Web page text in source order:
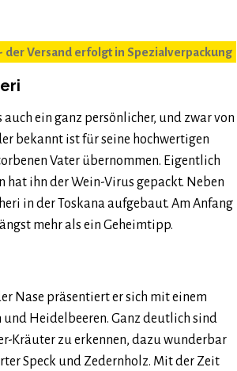
Versand erfolgt in Spezialverpackung
ein ganz persönlicher, und zwar von
bekannt ist für seine hochwertigen
Vater übernommen. Eigentlich
hat ihn der Wein-Virus gepackt. Neben
in der Toskana aufgebaut. Am Anfang
mehr als ein Geheimtipp.
Nase präsentiert er sich mit einem
und Heidelbeeren. Ganz deutlich sind
Kräuter zu erkennen, dazu wunderbar
Speck und Zedernholz. Mit der Zeit